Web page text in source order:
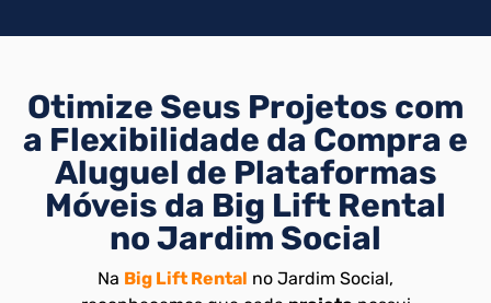
Otimize Seus Projetos com
a Flexibilidade da Compra e
Aluguel de Plataformas
Móveis da Big Lift Rental
no Jardim Social
Na Big Lift Rental no Jardim Social,